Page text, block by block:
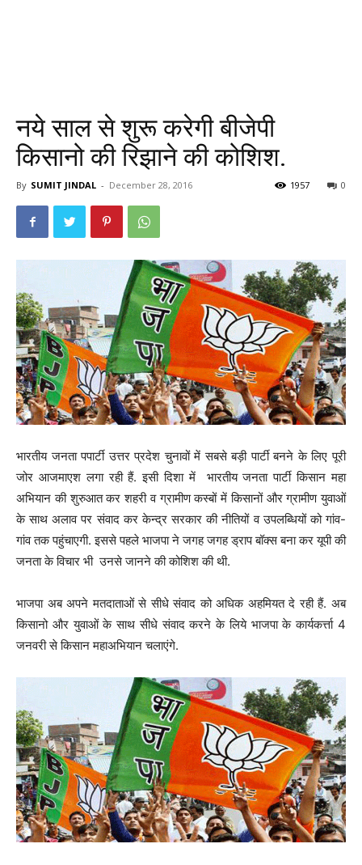
नये साल से शुरू करेगी बीजेपी
किसानो की रिझाने की कोशिश.
By SUMIT JINDAL - December 28, 2016 0
1957
भारतीय जनता पपार्टी उत्तर प्रदेश चुनावों में सबसे बड़ी पार्टी बनने के लिए पूरी
जोर आजमाएश लगा रही हैं. इसी दिशा में भारतीय जनता पार्टी किसान महा
अभियान की शुरुआत कर शहरी व ग्रामीण कस्बों में किसानों और ग्रामीण युवाओं
के साथ अलाव पर संवाद कर केन्द्र सरकार की नीतियों व उपलब्धियों को गांव-
गांव तक पहुंचाएगी. इससे पहले भाजपा ने जगह जगह ड्राप बॉक्स बना कर यूपी की
जनता के विचार भी उनसे जानने की कोशिश की थी.
भाजपा अब अपने मतदाताओं से सीधे संवाद को अधिक अहमियत दे रही हैं. अब
किसानो और युवाओं के साथ सीधे संवाद करने के लिये भाजपा के कार्यकर्त्ता 4
जनवरी से किसान महाअभियान चलाएंगे.